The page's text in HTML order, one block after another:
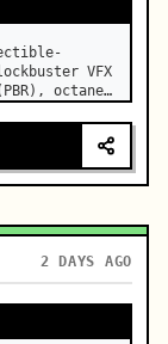
VFX
octane-
2 DAYS AGO